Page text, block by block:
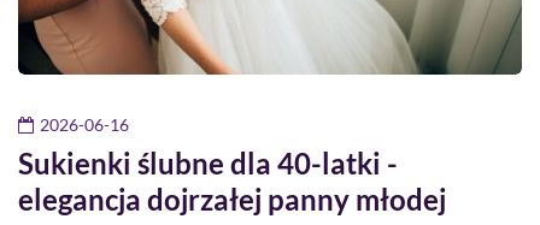
2026-06-16
Sukienki ślubne dla 40-latki -
elegancja dojrzałej panny młodej